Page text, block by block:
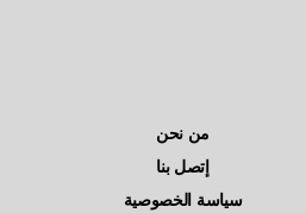
من نحن
إتصل بنا
سياسة الخصوصية